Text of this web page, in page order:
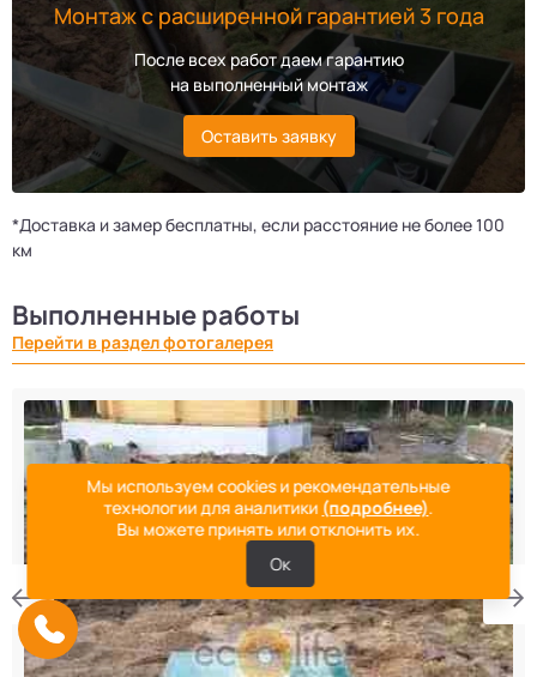
Монтаж с расширенной гарантией 3 года
После всех работ даем гарантию
на выполненный монтаж
Оставить заявку
*Доставка и замер бесплатны, если расстояние не более 100
км
Выполненные работы
Перейти в раздел фотогалерея
Мы используем cookies и рекомендательные
технологии для аналитики (подробнее).
Вы можете принять или отклонить их.
Ок